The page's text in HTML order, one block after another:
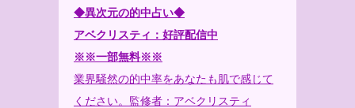
◆異次元の的中占い◆
アベクリスティ：好評配信中
※※一部無料※※
業界騒然の的中率をあなたも肌で感じて
ください。監修者：アベクリスティ